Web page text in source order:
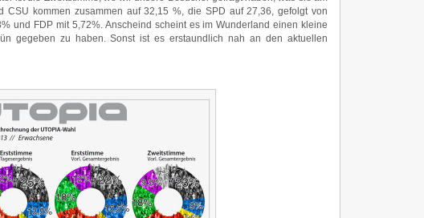
CSU kommen zusammen auf 32,15 %, die SPD auf 27,36, gefolgt von
und FDP mit 5,72%. Anscheind scheint es im Wunderland einen kleine
gegeben zu haben. Sonst ist es erstaundlich nah an den aktuellen